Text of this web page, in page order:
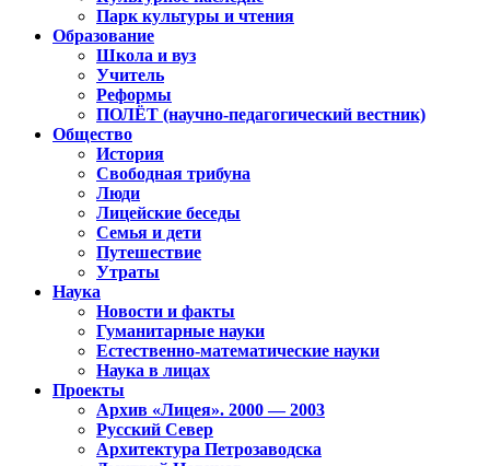
Парк культуры и чтения
Образование
Школа и вуз
Учитель
Реформы
ПОЛЁТ (научно-педагогический вестник)
Общество
История
Свободная трибуна
Люди
Лицейские беседы
Семья и дети
Путешествие
Утраты
Наука
Новости и факты
Гуманитарные науки
Естественно-математические науки
Наука в лицах
Проекты
Архив «Лицея». 2000 — 2003
Русский Север
Архитектура Петрозаводска